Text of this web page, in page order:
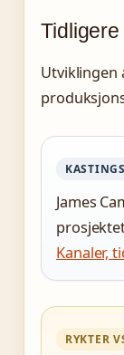
Utviklingen
James
Kanaler,
RYKTER